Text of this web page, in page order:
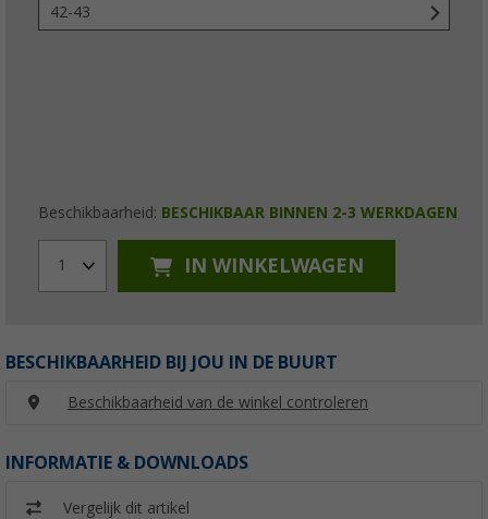
42-43
Beschikbaarheid: BESCHIKBAAR BINNEN 2-3 WERKDAGEN
1 IN WINKELWAGEN
BESCHIKBAARHEID BIJ JOU IN DE BUURT
Beschikbaarheid van de winkel controleren
INFORMATIE & DOWNLOADS
Vergelijk dit artikel